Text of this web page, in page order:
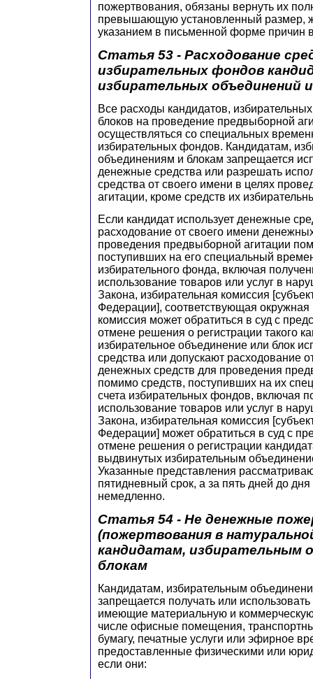
пожертвования, обязаны вернуть их
превышающую установленный размер,
указанием в письменной форме причин
Статья 53 - Расходование
избирательных фондов
избирательных объединений
Все расходы кандидатов,
блоков на проведение предвыборной
осуществляться со специальных
избирательных фондов. Кандидатам,
объединениям и блокам запрещается
денежные средства или разрешать
средства от своего имени в целях
агитации, кроме средств их
Если кандидат использует денежные
расходование от своего имени
проведения предвыборной агитации
поступивших на его специальный
избирательного фонда, включая
использование товаров или услуг в
Закона, избирательная комиссия
Федерации], соответствующая окружная
комиссия может обратиться в суд с
отмене решения о регистрации такого
избирательное объединение или блок
средства или допускают расходование
денежных средств для проведения
помимо средств, поступивших на их
счета избирательных фондов, включая
использование товаров или услуг в
Закона, избирательная комиссия
Федерации] может обратиться в суд с
отмене решения о регистрации
выдвинутых избирательным
Указанные представления
пятидневный срок, а за пять дней до
немедленно.
Статья 54 - Не денежные
(пожертвования в
кандидатам, избирательным
блокам
Кандидатам, избирательным
запрещается получать или
имеющие материальную и
числе офисные помещения,
бумагу, печатные услуги или эфирное
предоставленные физическими или
если они: